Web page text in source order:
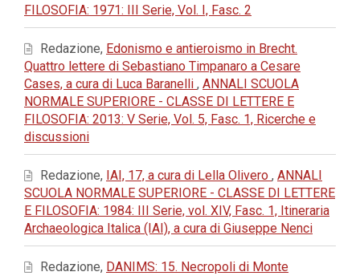
FILOSOFIA: 1971: III Serie, Vol. I, Fasc. 2
Redazione, Edonismo e antieroismo in Brecht.
Quattro lettere di Sebastiano Timpanaro a Cesare
Cases, a cura di Luca Baranelli , ANNALI SCUOLA
NORMALE SUPERIORE - CLASSE DI LETTERE E
FILOSOFIA: 2013: V Serie, Vol. 5, Fasc. 1, Ricerche e
discussioni
Redazione, IAI, 17, a cura di Lella Olivero , ANNALI
SCUOLA NORMALE SUPERIORE - CLASSE DI LETTERE
E FILOSOFIA: 1984: III Serie, vol. XIV, Fasc. 1, Itineraria
Archaeologica Italica (IAI), a cura di Giuseppe Nenci
Redazione, DANIMS: 15. Necropoli di Monte